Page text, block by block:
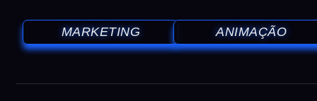
MARKETING ANIMAÇÃO